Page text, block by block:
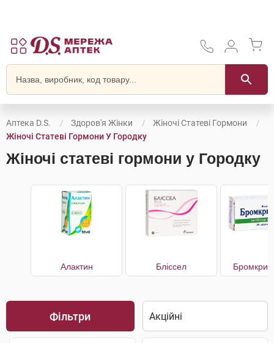
Аптека D.S. Здоров'я Жінки
Жіночі Статеві Гормони
Жіночі Статеві Гормони У Городку
Жіночі статеві гормони у Городку
Алактин Бліссел
Фільтри